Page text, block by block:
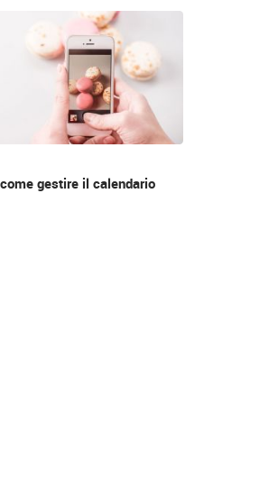
gestire il calendario